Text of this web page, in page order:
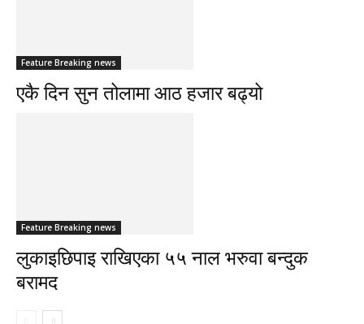
Feature Breaking news
एकै दिन सुन तोलामा आठ हजार बढ्यो
Feature Breaking news
लुकाइछिपाइ राखिएका ५५ नाल भरुवा बन्दुक
बरामद